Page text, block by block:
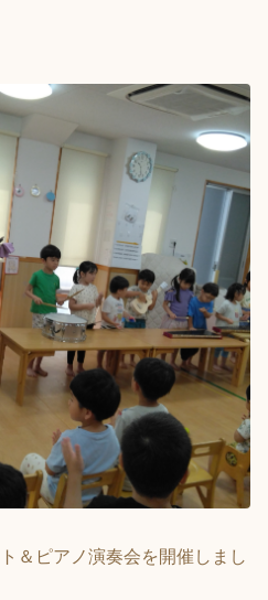
＆ピアノ演奏会を開催しまし